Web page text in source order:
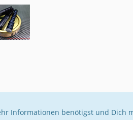
Informationen benötigst und Dich